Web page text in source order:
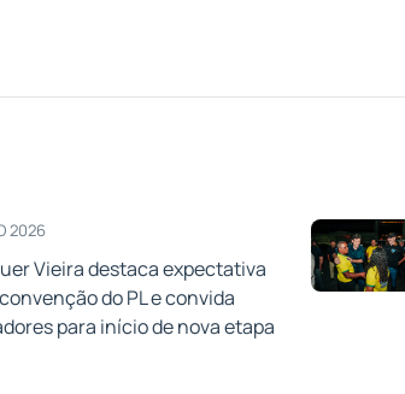
2026
Vieira destaca expectativa
do PL e convida
para início de nova etapa